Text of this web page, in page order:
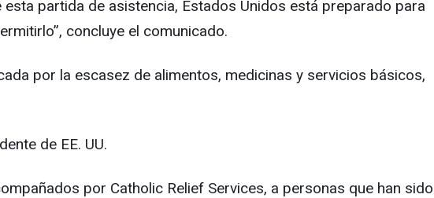
partida de asistencia, Estados Unidos está preparado para
concluye el comunicado.
por la escasez de alimentos, medicinas y servicios básicos,
de EE. UU.
por Catholic Relief Services, a personas que han sido